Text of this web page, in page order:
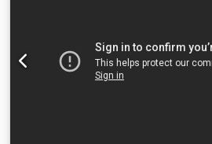
RECORRIDO: 180 mm
ELECTRÓNICAS MONTADAS EN LA
PROTECCIÓN LATERAL Y TRASERO